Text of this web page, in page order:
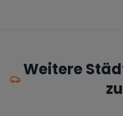
Weitere